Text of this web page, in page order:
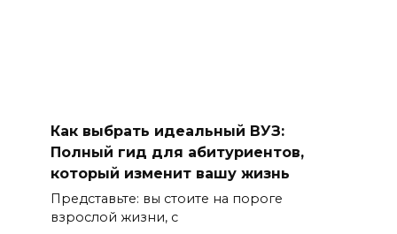
Как выбрать идеальный ВУЗ:
Полный гид для абитуриентов,
который изменит вашу жизнь
Представьте: вы стоите на пороге
взрослой жизни, с